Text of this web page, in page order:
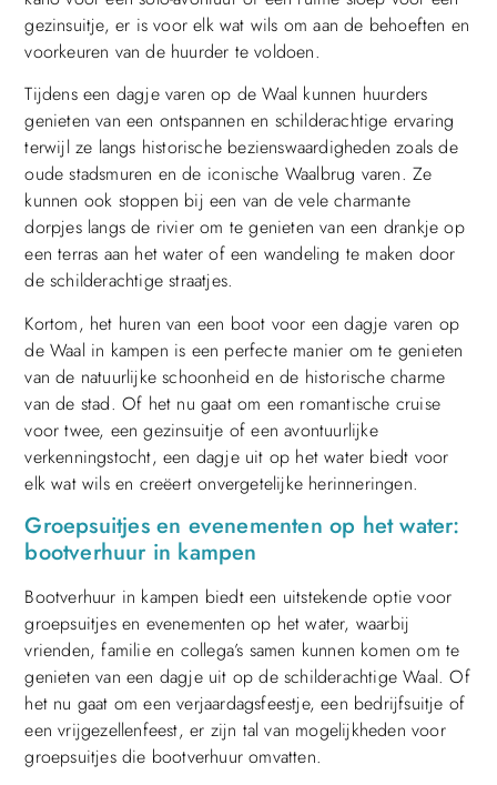
gezinsuitje, er is voor elk wat wils om aan de behoeften en
voorkeuren van de huurder te voldoen.
Tijdens een dagje varen op de Waal kunnen huurders
genieten van een ontspannen en schilderachtige ervaring
terwijl ze langs historische bezienswaardigheden zoals de
oude stadsmuren en de iconische Waalbrug varen. Ze
kunnen ook stoppen bij een van de vele charmante
dorpjes langs de rivier om te genieten van een drankje op
een terras aan het water of een wandeling te maken door
de schilderachtige straatjes.
Kortom, het huren van een boot voor een dagje varen op
de Waal in kampen is een perfecte manier om te genieten
van de natuurlijke schoonheid en de historische charme
van de stad. Of het nu gaat om een romantische cruise
voor twee, een gezinsuitje of een avontuurlijke
verkenningstocht, een dagje uit op het water biedt voor
elk wat wils en creëert onvergetelijke herinneringen.
Groepsuitjes en evenementen op het water:
bootverhuur in kampen
Bootverhuur in kampen biedt een uitstekende optie voor
groepsuitjes en evenementen op het water, waarbij
vrienden, familie en collega’s samen kunnen komen om te
genieten van een dagje uit op de schilderachtige Waal. Of
het nu gaat om een verjaardagsfeestje, een bedrijfsuitje of
een vrijgezellenfeest, er zijn tal van mogelijkheden voor
groepsuitjes die bootverhuur omvatten.